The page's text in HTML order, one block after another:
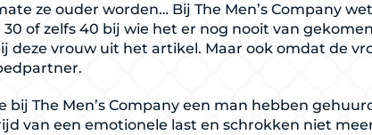
ze ouder worden… Bij The Men’s Company
of zelfs 40 bij wie het er nog nooit van
deze vrouw uit het artikel. Maar ook omdat de
The Men’s Company een man hebben
van een emotionele last en schrokken niet